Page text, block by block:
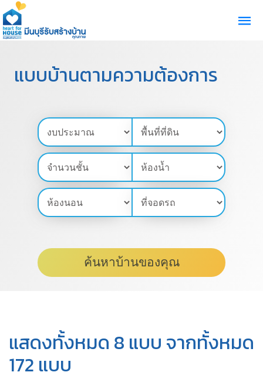
แบบบ้านตามความต้องการ
ค้นหาบ้านของคุณ
แสดงทั้งหมด 8 แบบ จากทั้งหมด
172 แบบ